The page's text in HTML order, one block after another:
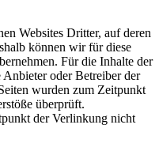
Websites Dritter, auf deren
können wir für diese
Für die Inhalte der
oder Betreiber der
wurden zum Zeitpunkt
überprüft.
der Verlinkung nicht